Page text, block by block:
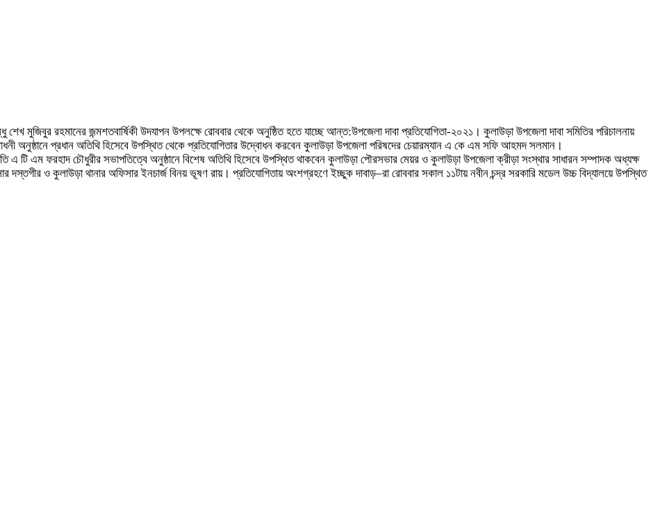
মুজিবুর রহমানের জন্মশতবার্ষিকী উদযাপন উপলক্ষে রোববার থেকে অনুষ্ঠিত হতে যাচ্ছে আন্ত:উপজেলা দাবা প্রতিযোগিতা-২০২১। কুলাউড়া উপজেলা দাবা সমিতির পরিচালনায়
অনুষ্ঠানে প্রধান অতিথি হিসেবে উপস্থিত থেকে প্রতিযোগিতার উদ্বোধন করবেন কুলাউড়া উপজেলা পরিষদের চেয়ারম্যান এ কে এম সফি আহমদ সলমান।
এ টি এম ফরহাদ চৌধুরীর সভাপতিত্বে অনুষ্ঠানে বিশেষ অতিথি হিসেবে উপস্থিত থাকবেন কুলাউড়া পৌরসভার মেয়র ও কুলাউড়া উপজেলা ক্রীড়া সংস্থার সাধারন সম্পাদক অধ্যক্ষ
ও কুলাউড়া থানার অফিসার ইনচার্জ বিনয় ভূষণ রায়। প্রতিযোগিতায় অংশগ্রহণে ইচ্ছুক দাবাড়–রা রোববার সকাল ১১টায় নবীন চন্দ্র সরকারি মডেল উচ্চ বিদ্যালয়ে উপস্থিত